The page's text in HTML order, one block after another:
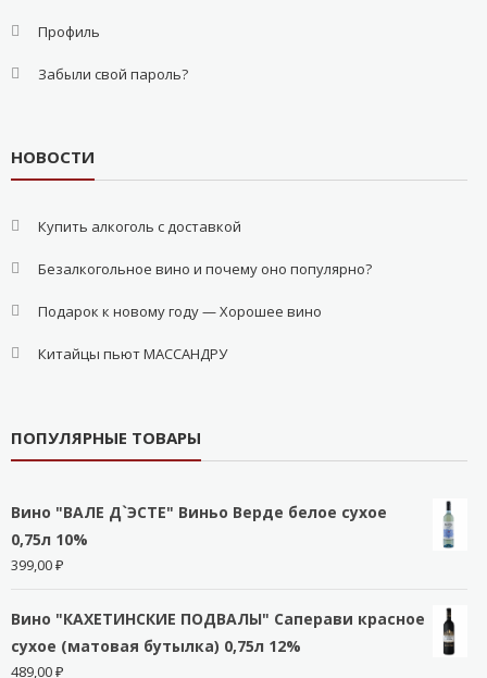
Профиль
Забыли свой пароль?
НОВОСТИ
Купить алкоголь с доставкой
Безалкогольное вино и почему оно популярно?
Подарок к новому году — Хорошее вино
Китайцы пьют МАССАНДРУ
ПОПУЛЯРНЫЕ ТОВАРЫ
Вино "ВАЛЕ Д`ЭСТЕ" Виньо Верде белое сухое
0,75л 10%
399,00₽
Вино "КАХЕТИНСКИЕ ПОДВАЛЫ" Саперави красное
сухое (матовая бутылка) 0,75л 12%
489,00₽